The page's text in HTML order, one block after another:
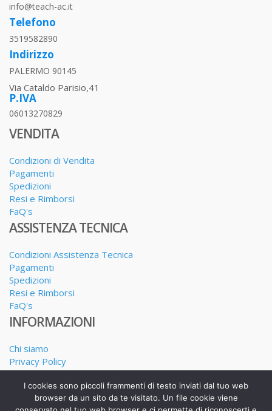
info@teach-ac.it
Telefono
3519582890
Indirizzo
PALERMO 90145
Via Cataldo Parisio,41
P.IVA
06013270829
VENDITA
Condizioni di Vendita
Pagamenti
Spedizioni
Resi e Rimborsi
FaQ's
ASSISTENZA TECNICA
Condizioni Assistenza Tecnica
Pagamenti
Spedizioni
Resi e Rimborsi
FaQ's
INFORMAZIONI
Chi siamo
Privacy Policy
Dove siamo
I nostri Servizi
I cookies sono piccoli frammenti di testo inviati dal tuo web
browser da un sito da te visitato. Un file cookie viene